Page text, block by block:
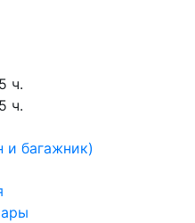
ч.
ч.
и багажник)